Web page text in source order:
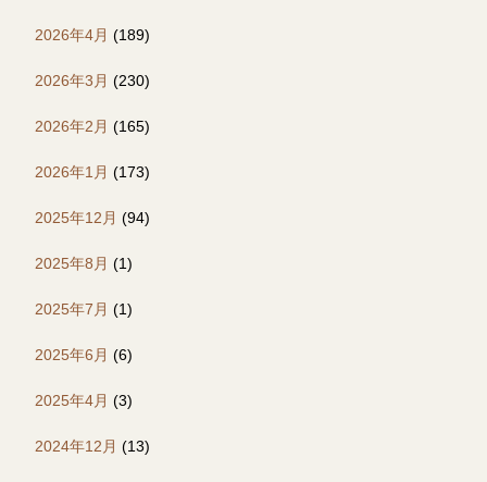
2026年4月 (189)
2026年3月 (230)
2026年2月 (165)
2026年1月 (173)
2025年12月 (94)
2025年8月 (1)
2025年7月 (1)
2025年6月 (6)
2025年4月 (3)
2024年12月 (13)